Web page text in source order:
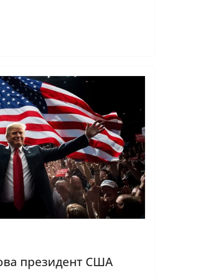
президент США